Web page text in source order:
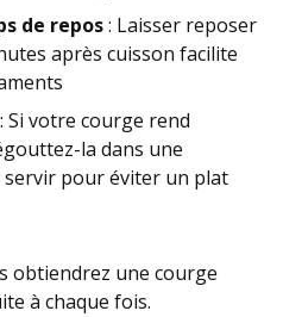
de repos: Laisser reposer
après cuisson facilite
: Si votre courge rend
la dans une
servir pour éviter un plat
obtiendrez une courge
à chaque fois.